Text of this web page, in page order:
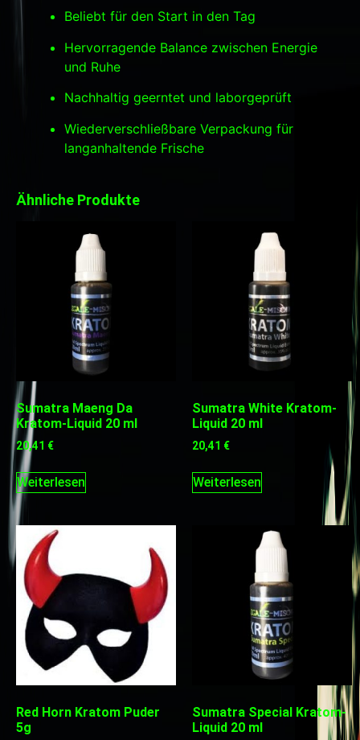
Beliebt für den Start in den Tag
Hervorragende Balance zwischen Energie
und Ruhe
Nachhaltig geerntet und laborgeprüft
Wiederverschließbare Verpackung für
langanhaltende Frische
Ähnliche Produkte
Sumatra Maeng Da
Kratom-Liquid 20 ml
20,41 €
Weiterlesen
Sumatra White Kratom-
Liquid 20 ml
20,41 €
Weiterlesen
Red Horn Kratom Puder
5g
Sumatra Special Kratom-
Liquid 20 ml